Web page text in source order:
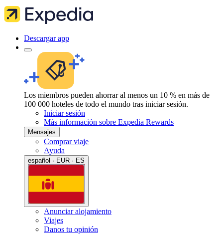
Descargar app
Los miembros pueden ahorrar al menos un 10 % en más de
100 000 hoteles de todo el mundo tras iniciar sesión.
Iniciar sesión
Más información sobre Expedia Rewards
Mensajes
Comprar viaje
Ayuda
español · EUR · ES
Anunciar alojamiento
Viajes
Danos tu opinión